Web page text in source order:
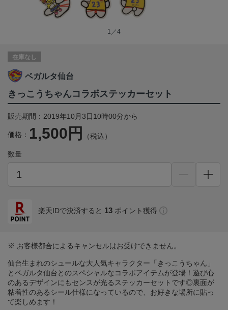
1／4
在庫なし
ベガルタ仙台
きっこうちゃんコラボステッカーセット
販売期間：2019年10月3日10時00分から
価格： 1,500円 （税込）
数量
楽天IDで決済すると 13 ポイント獲得
※ お客様都合によるキャンセルはお受けできません。
仙台生まれのシュールな大人気キャラクター「きっこうちゃん」
とベガルタ仙台とのスペシャルなコラボアイテムが登場！遊び心
のあるデザインにもセンスが光るステッカーセットです◎裏面が
粘着性のあるシール仕様になっているので、お好きな場所に貼っ
て楽しめます！